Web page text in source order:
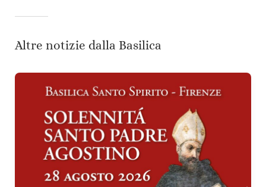
Altre notizie dalla Basilica